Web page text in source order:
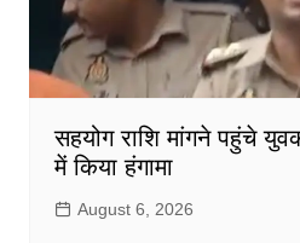
सहयोग राशि मांगने पहुंचे
में किया हंगामा
August 6, 2026